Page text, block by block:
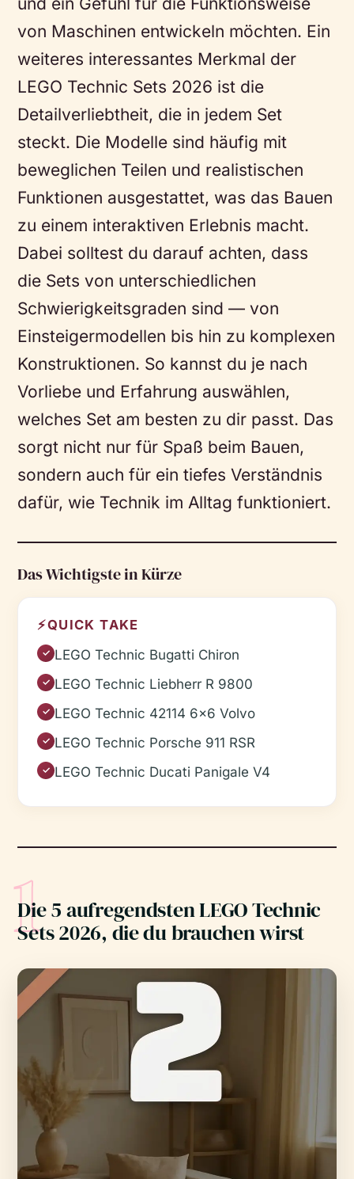
von Maschinen entwickeln möchten. Ein
weiteres interessantes Merkmal der
LEGO Technic Sets 2026 ist die
Detailverliebtheit, die in jedem Set
steckt. Die Modelle sind häufig mit
beweglichen Teilen und realistischen
Funktionen ausgestattet, was das Bauen
zu einem interaktiven Erlebnis macht.
Dabei solltest du darauf achten, dass
die Sets von unterschiedlichen
Schwierigkeitsgraden sind — von
Einsteigermodellen bis hin zu komplexen
Konstruktionen. So kannst du je nach
Vorliebe und Erfahrung auswählen,
welches Set am besten zu dir passt. Das
sorgt nicht nur für Spaß beim Bauen,
sondern auch für ein tiefes Verständnis
dafür, wie Technik im Alltag funktioniert.
Das Wichtigste in Kürze
⚡QUICK TAKE
✓ LEGO Technic Bugatti Chiron
✓ LEGO Technic Liebherr R 9800
✓ LEGO Technic 42114 6x6 Volvo
✓ LEGO Technic Porsche 911 RSR
✓ LEGO Technic Ducati Panigale V4
1
Die 5 aufregendsten LEGO Technic
Sets 2026, die du brauchen wirst